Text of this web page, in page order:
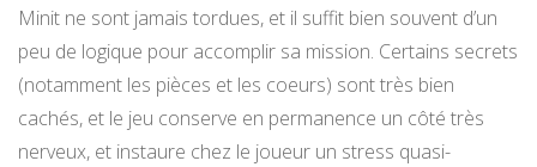
Minit ne sont jamais tordues, et il suffit bien souvent d’un
peu de logique pour accomplir sa mission. Certains secrets
(notamment les pièces et les coeurs) sont très bien
cachés, et le jeu conserve en permanence un côté très
nerveux, et instaure chez le joueur un stress quasi-